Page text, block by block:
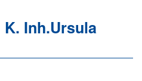
K. Inh.Ursula